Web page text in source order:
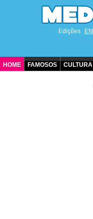
Edições EN
HOME FAMOSOS CULTURA